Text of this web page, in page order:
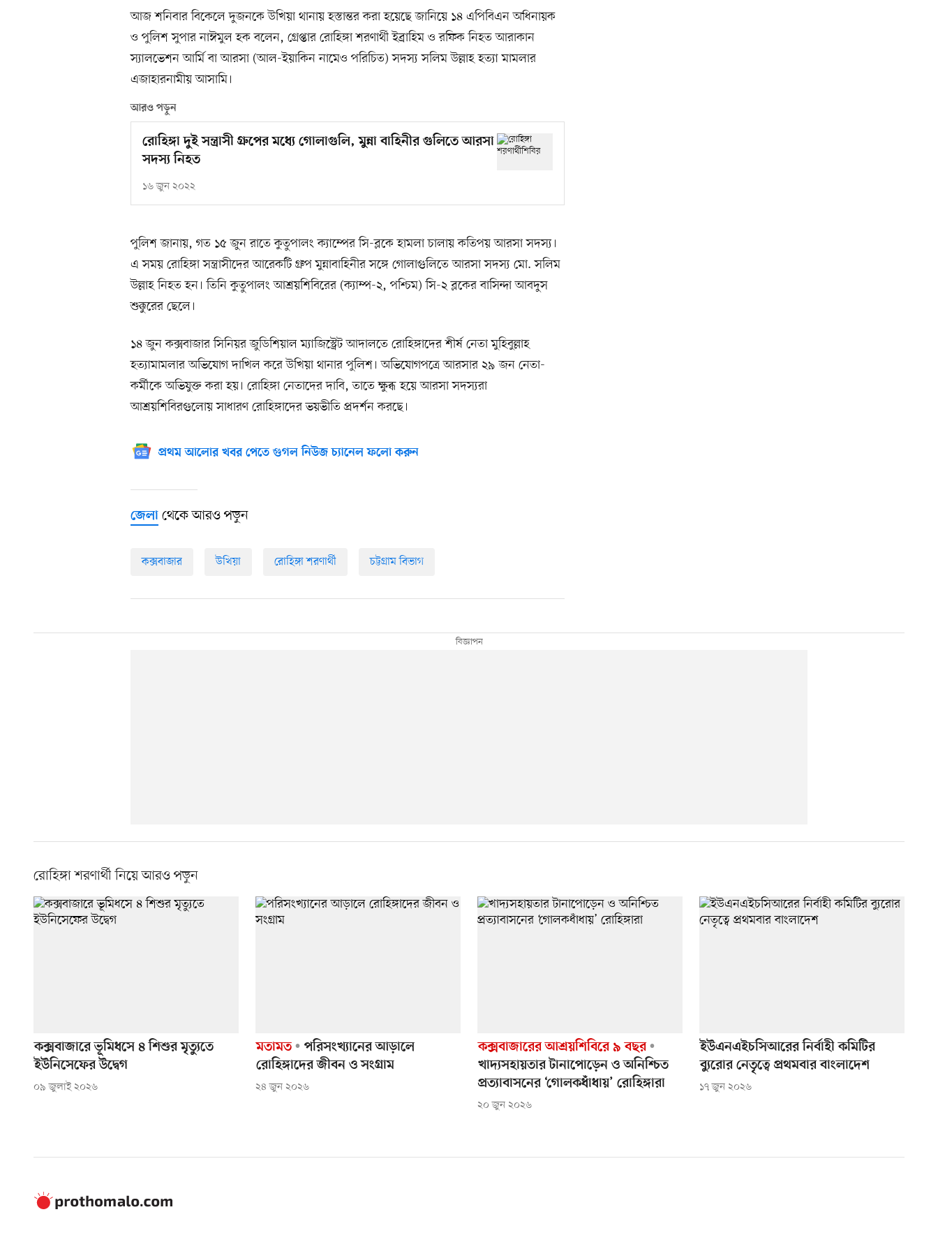
আজ শনিবার বিকেলে দুজনকে উখিয়া থানায় হস্তান্তর করা হয়েছে জানিয়ে ১৪ এপিবিএন অধিনায়ক
ও পুলিশ সুপার নাঈমুল হক বলেন, গ্রেপ্তার রোহিঙ্গা শরণার্থী ইব্রাহিম ও রফিক নিহত আরাকান
স্যালভেশন আর্মি বা আরসা (আল-ইয়াকিন নামেও পরিচিত) সদস্য সলিম উল্লাহ হত্যা মামলার
এজাহারনামীয় আসামি।
আরও পড়ুন
রোহিঙ্গা দুই সন্ত্রাসী গ্রুপের মধ্যে গোলাগুলি, মুন্না বাহিনীর গুলিতে আরসা
সদস্য নিহত
১৬ জুন ২০২২
পুলিশ জানায়, গত ১৫ জুন রাতে কুতুপালং ক্যাম্পের সি-ব্লকে হামলা চালায় কতিপয় আরসা সদস্য।
এ সময় রোহিঙ্গা সন্ত্রাসীদের আরেকটি গ্রুপ মুন্নাবাহিনীর সঙ্গে গোলাগুলিতে আরসা সদস্য মো. সলিম
উল্লাহ নিহত হন। তিনি কুতুপালং আশ্রয়শিবিরের (ক্যাম্প-২, পশ্চিম) সি-২ ব্লকের বাসিন্দা আবদুস
শুক্কুরের ছেলে।
১৪ জুন কক্সবাজার সিনিয়র জুডিশিয়াল ম্যাজিস্ট্রেট আদালতে রোহিঙ্গাদের শীর্ষ নেতা মুহিবুল্লাহ
হত্যামামলার অভিযোগ দাখিল করে উখিয়া থানার পুলিশ। অভিযোগপত্রে আরসার ২৯ জন নেতা-
কর্মীকে অভিযুক্ত করা হয়। রোহিঙ্গা নেতাদের দাবি, তাতে ক্ষুব্ধ হয়ে আরসা সদস্যরা
আশ্রয়শিবিরগুলোয় সাধারণ রোহিঙ্গাদের ভয়ভীতি প্রদর্শন করছে।
প্রথম আলোর খবর পেতে গুগল নিউজ চ্যানেল ফলো করুন
জেলা থেকে আরও পড়ুন
কক্সবাজার উখিয়া রোহিঙ্গা শরণার্থী চট্টগ্রাম বিভাগ
রোহিঙ্গা শরণার্থী নিয়ে আরও পড়ুন
কক্সবাজারে ভূমিধসে ৪ শিশুর মৃত্যুতে
ইউনিসেফের উদ্বেগ
০৯ জুলাই ২০২৬
মতামত
পরিসংখ্যানের আড়ালে
রোহিঙ্গাদের জীবন ও সংগ্রাম
২৪ জুন ২০২৬
কক্সবাজারের আশ্রয়শিবিরে ৯ বছর
খাদ্যসহায়তার টানাপোড়েন ও অনিশ্চিত
প্রত্যাবাসনের ‘গোলকধাঁধায়’ রোহিঙ্গারা
২০ জুন ২০২৬
ইউএনএইচসিআরের নির্বাহী কমিটির
ব্যুরোর নেতৃত্বে প্রথমবার বাংলাদেশ
১৭ জুন ২০২৬